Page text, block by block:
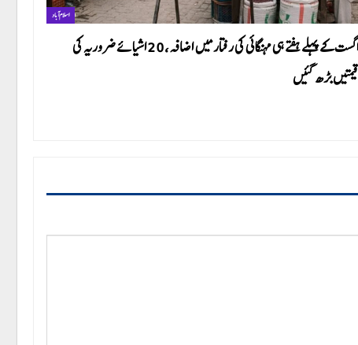
اسلام آباد
اگست کے پہلے ہفتے ہی مہنگائی کی رفتار میں اضافہ، 20 اشیائے ضروریہ کی
قیمتیں بڑھ گئیں